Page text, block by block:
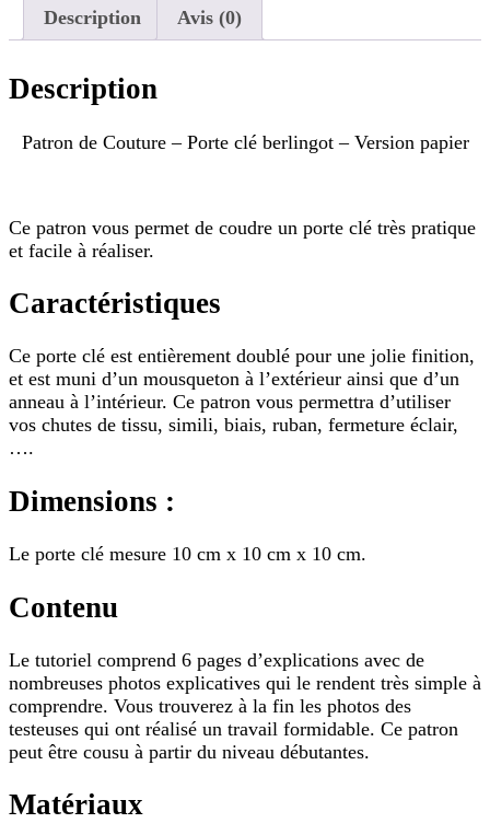
berlingot
-
papier
Description Avis (0)
Description
Patron de Couture – Porte clé berlingot – Version papier
Ce patron vous permet de coudre un porte clé très pratique
et facile à réaliser.
Caractéristiques
Ce porte clé est entièrement doublé pour une jolie finition,
et est muni d’un mousqueton à l’extérieur ainsi que d’un
anneau à l’intérieur. Ce patron vous permettra d’utiliser
vos chutes de tissu, simili, biais, ruban, fermeture éclair,
….
Dimensions :
Le porte clé mesure 10 cm x 10 cm x 10 cm.
Contenu
Le tutoriel comprend 6 pages d’explications avec de
nombreuses photos explicatives qui le rendent très simple à
comprendre. Vous trouverez à la fin les photos des
testeuses qui ont réalisé un travail formidable. Ce patron
peut être cousu à partir du niveau débutantes.
Matériaux